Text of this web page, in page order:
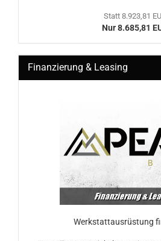
Statt 8.923,81
Nur 8.685,81
Finanzierung & Leasing
Werkstattausrüstung